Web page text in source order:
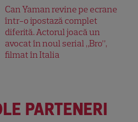
Can Yaman revine pe ecrane
într-o ipostază complet
diferită. Actorul joacă un
avocat în noul serial „Bro”,
filmat în Italia
PARTENERI